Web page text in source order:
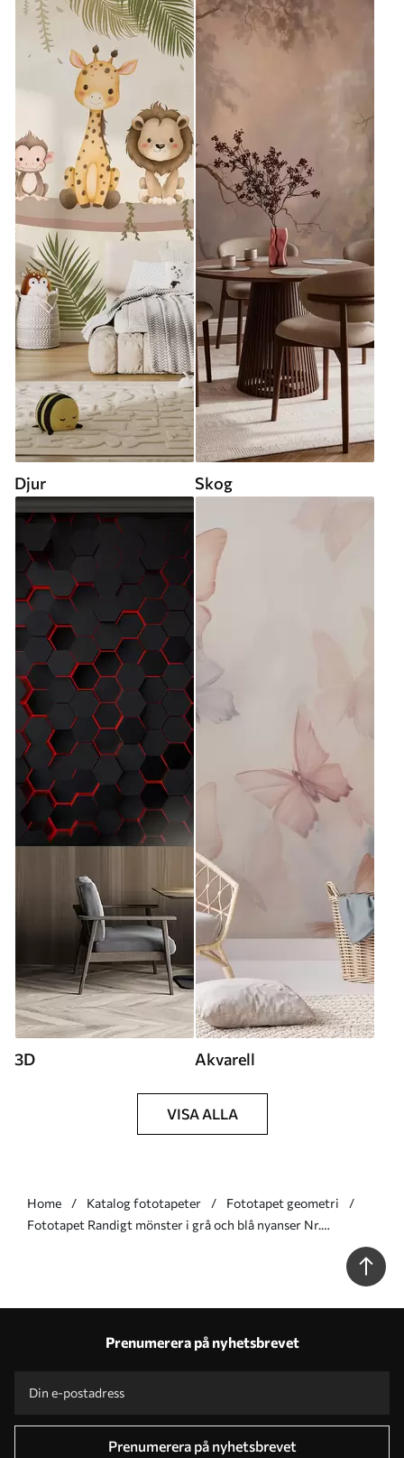
Djur Skog
3D Akvarell
VISA ALLA
Home Katalog fototapeter
Fototapet geometri
Fototapet Randigt mönster i grå och blå nyanser Nr.
Prenumerera på nyhetsbrevet
Prenumerera på nyhetsbrevet